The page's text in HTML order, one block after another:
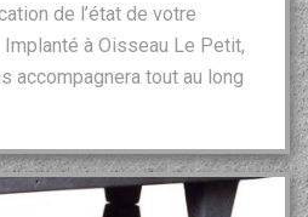
de l’état de votre
à Oisseau Le Petit,
accompagnera tout au long